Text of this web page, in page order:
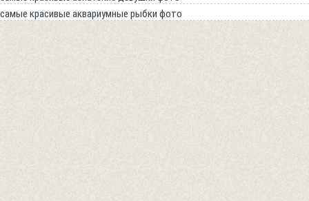
самые красивые аквариумные рыбки фото